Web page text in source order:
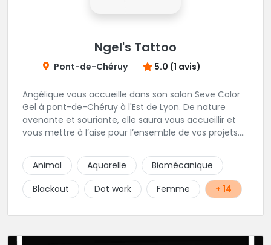
Ngel's Tattoo
Pont-de-Chéruy 5.0 (1 avis)
Angélique vous accueille dans son salon Seve Color
Gel à pont-de-Chéruy à l'Est de Lyon. De nature
avenante et souriante, elle saura vous accueillir et
vous mettre à l’aise pour l’ensemble de vos projets.
tatouages allant des calligraphies, motifs floraux au
réalisme.
Animal Aquarelle
Biomécanique
Blackout
Dot work Femme + 14